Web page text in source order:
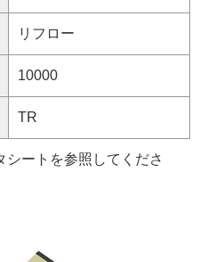
リフロー
10000
TR
ートを参照してくださ